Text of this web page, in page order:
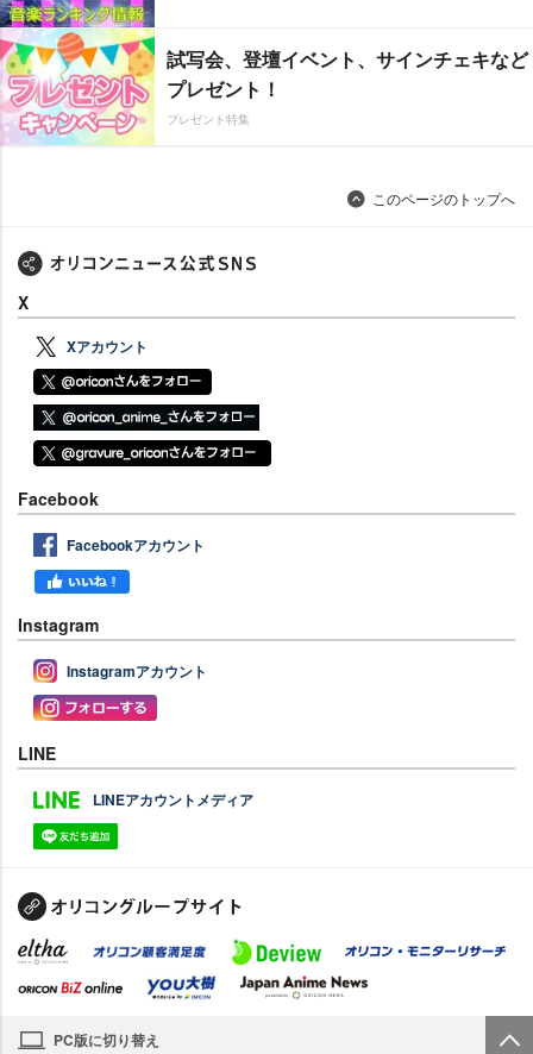
試写会、登壇イベント、サインチェキなど
プレゼント！
プレゼント特集
このページのトップへ
X
Xアカウント
Facebook
Facebookアカウント
Instagram
Instagramアカウント
LINE
LINEアカウントメディア
PC版に切り替え